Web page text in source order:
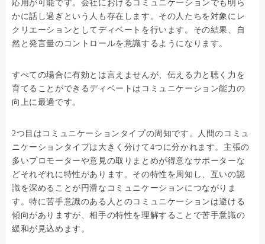
応用が可能です。会社におけるコミュニケーションでも明ら
かに話し過ぎという人も存在します。その人たちを対象にレ
クリエーションとしてディベートを行います。その結果、自
然と発言量のコントロールを意識するようになります。
すべての場合に有効とは言えませんが、伝える力と聴く力を
育てることができるディベートはコミュニケーション能力の
向上に最適です。
2つ目はコミュニケーションタイプの周知です。人間のコミュ
ニケーションタイプは大きく分けて4つに分かれます。主張の
多いプロモーターや意見の取りまとめが得意なサポーターな
どそれぞれに特性があります。その特性を周知し、互いの認
識を深めることが円滑なコミュニケーションにつながりま
す。特に苦手意識のある人とのコミュニケーションは避ける
傾向がありますが、相手の特性を理解することで苦手意識の
緩和が見込めます。